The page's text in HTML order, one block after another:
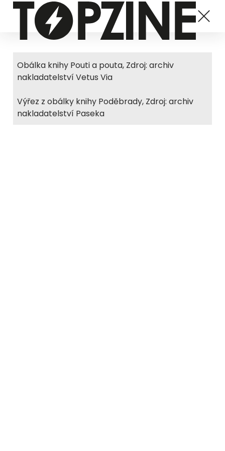
Obálka knihy Pouti a pouta, Zdroj: archiv
nakladatelství Vetus Via
Výřez z obálky knihy Poděbrady, Zdroj: archiv
nakladatelství Paseka